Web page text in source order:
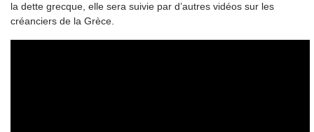
la dette grecque, elle sera suivie par d’autres vidéos sur les
créanciers de la Grèce.